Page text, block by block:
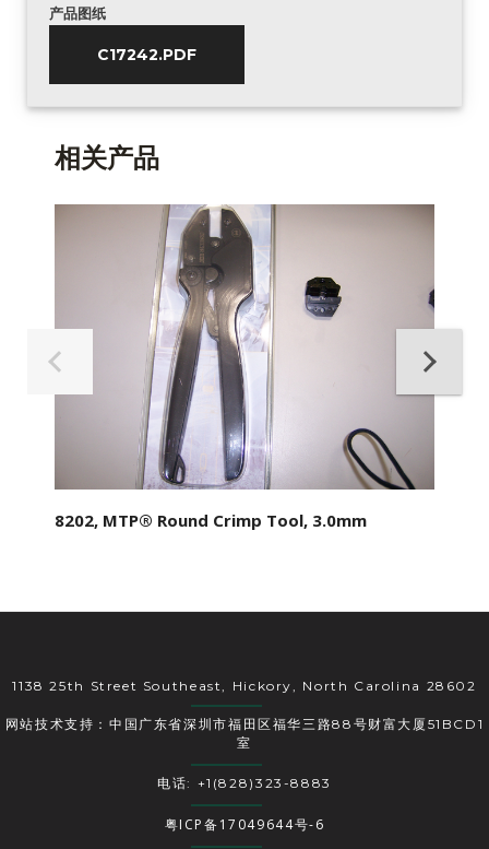
产品图纸
C17242.PDF
相关产品
8202, MTP® Round Crimp Tool, 3.0mm
1138 25th Street Southeast, Hickory, North Carolina 28602
网站技术支持：中国广东省深圳市福田区福华三路88号财富大厦51BCD1
室
电话: +1(828)323-8883
粤ICP备17049644号-6